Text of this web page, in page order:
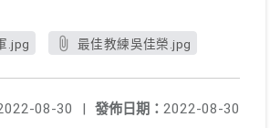
.jpg 最佳教練吳佳榮.jpg
發佈日期： 2022-08-30
08-30
|